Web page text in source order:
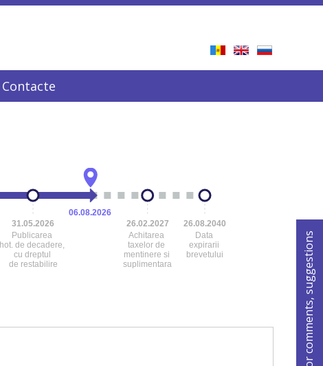
For comments, suggestions
Contacte
31.05.2026
Publicarea
hot. de decadere,
cu dreptul
de restabilire
06.08.2026
26.02.2027
Achitarea
taxelor de
mentinere si
suplimentara
26.08.2040
Data
expirarii
brevetului